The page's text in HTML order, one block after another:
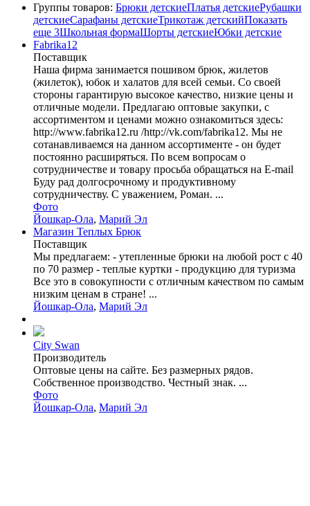
Группы товаров: Брюки детскиеПлатья детскиеРубашки
детскиеСарафаны детскиеТрикотаж детскийПоказать
еще 3Школьная формаШорты детскиеЮбки детские
Fabrika12
Поставщик
Наша фирма занимается пошивом брюк, жилетов
(жилеток), юбок и халатов для всей семьи. Со своей
стороны гарантирую высокое качество, низкие цены и
отличные модели. Предлагаю оптовые закупки, с
ассортиментом и ценами можно ознакомиться здесь:
http://www.fabrika12.ru /http://vk.com/fabrika12. Мы не
сотанавливаемся на данном ассортименте - он будет
постоянно расширяться. По всем вопросам о
сотрудничестве и товару просьба обращаться на E-mail
Буду рад долгосрочному и продуктивному
сотрудничеству. С уважением, Роман. ...
Фото
Йошкар-Ола, Марий Эл
Магазин Теплых Брюк
Поставщик
Мы предлагаем: - утепленные брюки на любой рост с 40
по 70 размер - теплые куртки - продукцию для туризма
Все это в совокупности с отличным качеством по самым
низким ценам в стране! ...
Йошкар-Ола, Марий Эл
City Swan
Производитель
Оптовые цены на сайте. Без размерных рядов.
Собственное производство. Честный знак. ...
Фото
Йошкар-Ола, Марий Эл